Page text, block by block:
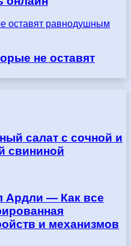
оставят равнодушным
не оставят
салат с сочной и
свининой
Ардли — Как все
и механизмов